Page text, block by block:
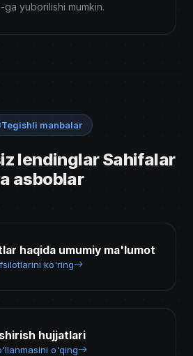
ga yuborilishi mumkin.
Tegishli manbalar
lendinglar Sahifalar
asboblar
haqida umumiy ma'lumot
ko'ring
hujjatlari
o'qing